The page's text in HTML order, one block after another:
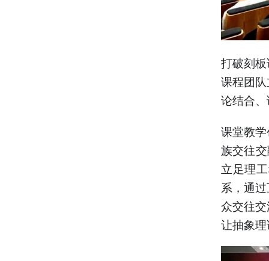
打破刻
课程团
论结合
课堂教
族交往
立足理
系，通
众交往
让抽象